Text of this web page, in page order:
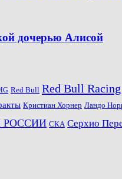
дочерью Алисой
Red Bull Red Bull Racing
Кристиан Хорнер Ландо
РОССИИ СКА Серхио